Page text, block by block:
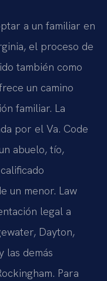
a un familiar en
el proceso de
también como
un camino
familiar. La
por el Va. Code
abuelo, tío,
un menor. Law
legal a
Dayton,
las demás
Para